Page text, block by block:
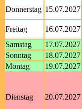
Donnerstag 15.07.2027
Freitag
16.07.2027
Samstag
17.07.2027
Sonntag
18.07.2027
Montag
19.07.2027
Dienstag 20.07.2027